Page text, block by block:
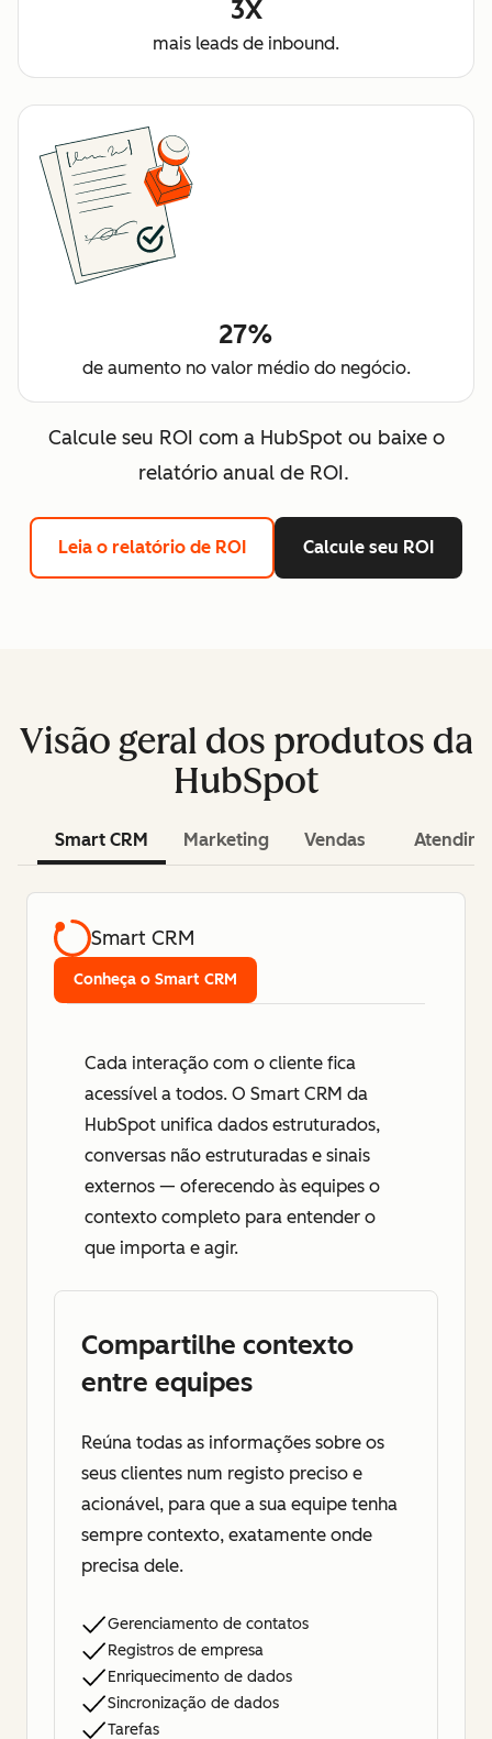
3X
mais leads de inbound.
27%
de aumento no valor médio do negócio.
Calcule seu ROI com a HubSpot ou baixe o
relatório anual de ROI.
Leia o relatório de ROI Calcule seu ROI
Visão geral dos produtos da
HubSpot
Smart CRM Marketing Vendas
Smart CRM
Cada interação com o cliente fica
acessível a todos. O Smart CRM da
HubSpot unifica dados estruturados,
conversas não estruturadas e sinais
externos — oferecendo às equipes o
contexto completo para entender o
que importa e agir.
Compartilhe contexto
entre equipes
Reúna todas as informações sobre os
seus clientes num registo preciso e
acionável, para que a sua equipe tenha
sempre contexto, exatamente onde
precisa dele.
Gerenciamento de contatos
Registros de empresa
Enriquecimento de dados
Sincronização de dados
Tarefas
Conheça o Smart CRM